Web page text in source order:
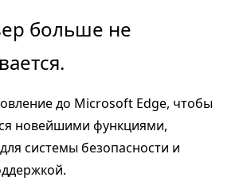
больше не
до Microsoft Edge, чтобы
новейшими функциями,
системы безопасности и